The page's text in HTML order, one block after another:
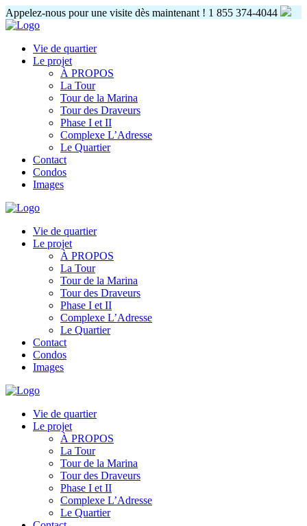
Appelez-nous pour une visite dès maintenant ! 1 855 374-4044
Vie de quartier
Le projet
À PROPOS
La Tour
Tour de la Marina
Tour des Draveurs
Phase I et II
Complexe L’Adresse
Le Quartier
Contact
Condos
Images
Vie de quartier
Le projet
À PROPOS
La Tour
Tour de la Marina
Tour des Draveurs
Phase I et II
Complexe L’Adresse
Le Quartier
Contact
Condos
Images
Vie de quartier
Le projet
À PROPOS
La Tour
Tour de la Marina
Tour des Draveurs
Phase I et II
Complexe L’Adresse
Le Quartier